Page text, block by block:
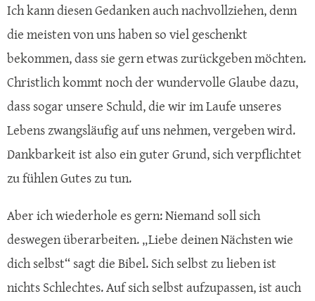
Ich kann diesen Gedanken auch nachvollziehen, denn
die meisten von uns haben so viel geschenkt
bekommen, dass sie gern etwas zurückgeben möchten.
Christlich kommt noch der wundervolle Glaube dazu,
dass sogar unsere Schuld, die wir im Laufe unseres
Lebens zwangsläufig auf uns nehmen, vergeben wird.
Dankbarkeit ist also ein guter Grund, sich verpflichtet
zu fühlen Gutes zu tun.
Aber ich wiederhole es gern: Niemand soll sich
deswegen überarbeiten. „Liebe deinen Nächsten wie
dich selbst“ sagt die Bibel. Sich selbst zu lieben ist
nichts Schlechtes. Auf sich selbst aufzupassen, ist auch